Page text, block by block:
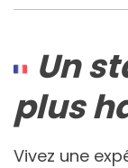
Un
plus
Vivez une